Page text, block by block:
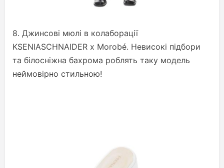
8. Джинсові мюлі в колаборації
KSENIASCHNAIDER x Morobé. Невисокі підбори
та білосніжна бахрома роблять таку модель
неймовірно стильною!